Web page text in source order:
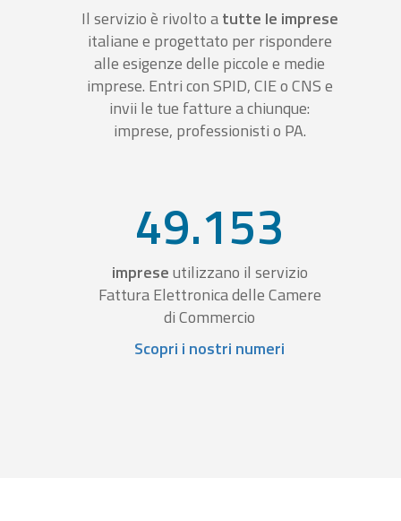
Il servizio è rivolto atutte le imprese
italiane e progettato per rispondere
alle esigenze delle piccole e medie
imprese. Entri con SPID, CIE o CNS e
invii le tue fatture a chiunque:
imprese, professionisti o PA.
49.153
impreseutilizzano il servizio
Fattura Elettronica delle Camere
di Commercio
Scopri i nostri numeri